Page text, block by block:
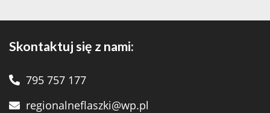
Skontaktuj się z nami:
795 757 177
regionalneflaszki@wp.pl